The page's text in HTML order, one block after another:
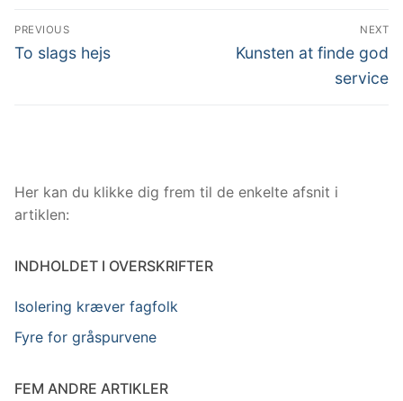
Indlægsnavigation
PREVIOUS
Previous
To slags hejs
NEXT
Next
Kunsten at finde god
service
Her kan du klikke dig frem til de enkelte afsnit i
artiklen:
INDHOLDET I OVERSKRIFTER
Isolering kræver fagfolk
Fyre for gråspurvene
FEM ANDRE ARTIKLER